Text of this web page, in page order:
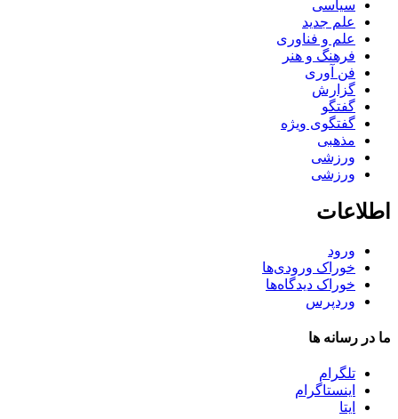
سیاسی
علم جدید
علم و فناوری
فرهنگ و هنر
فن آوری
گزارش
گفتگو
گفتگوی ویژه
مذهبی
ورزشی
ورزشی
اطلاعات
ورود
خوراک ورودی‌ها
خوراک دیدگاه‌ها
وردپرس
ما در رسانه ها
تلگرام
اینستاگرام
ایتا